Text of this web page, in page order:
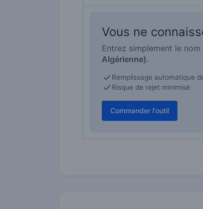
Vous ne
Entrez simplement le
Algérienne).
Remplissage automatique
Risque de rejet minimisé
Commander l'outil